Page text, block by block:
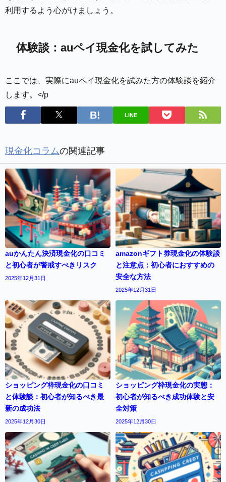
利用するよう心がけましょう。
体験談：auペイ現金化を試してみた
ここでは、実際にauペイ現金化を試みた方の体験談を紹介
します。</p
LINE
現金化コラムの関連記事
auかんたん決済現金化の口コミ
と初心者が警戒すべきリスク
2025年12月31日
amazonギフト券現金化の体験談
と注意点：初心者におすすめの
安全な方法
2025年12月31日
ショッピング枠現金化の口コミ
と体験談：初心者が知るべき最
新の成功法
2025年12月30日
ショッピング枠現金化の実態：
初心者が知るべき成功体験と安
全対策
2025年12月30日